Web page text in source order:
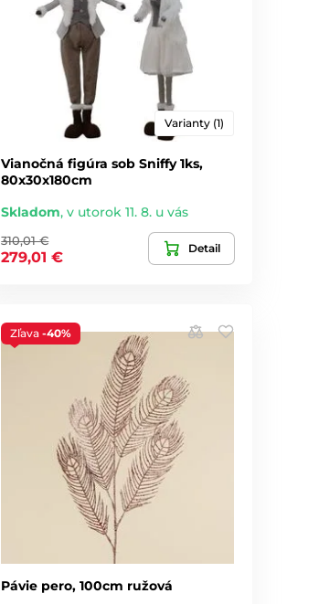
Varianty (1)
Vianočná figúra sob Sniffy 1ks,
80x30x180cm
Skladom,v utorok 11. 8. u vás
310,01 €
279,01 €
Detail
Zľava-40%
Pávie pero, 100cm ružová